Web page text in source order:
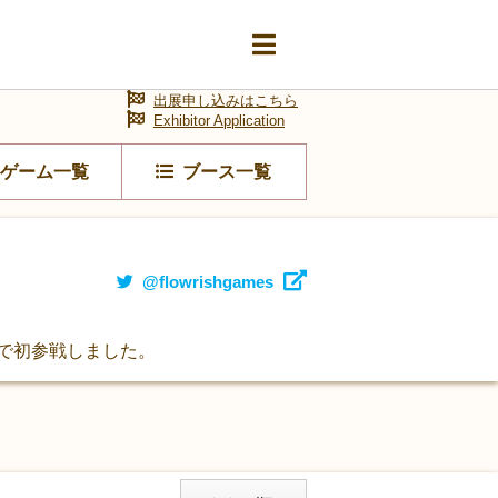
ゲーム一覧 ブース一覧
出展申し込みはこちら
Exhibitor Application
@flowrishgames
参戦しました。